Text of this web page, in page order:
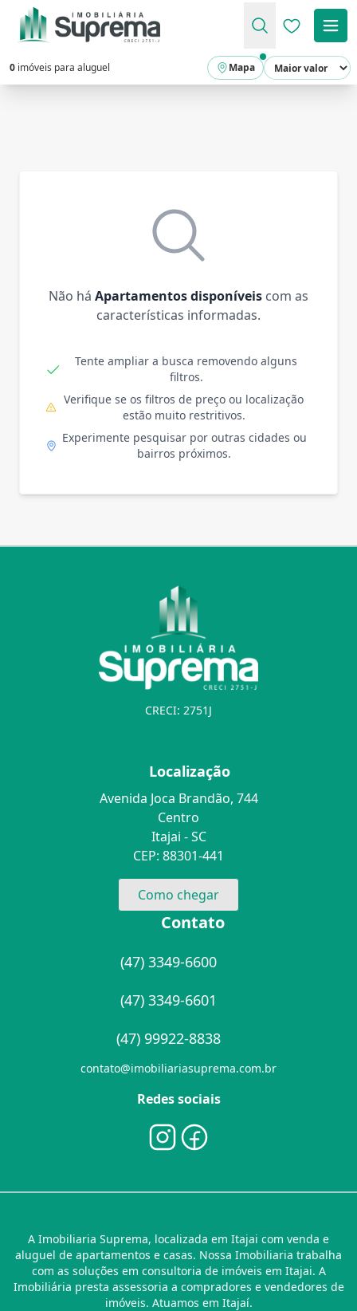
Favoritos
0 imóveis para aluguel Mapa
Não há Apartamentos disponíveis com as
características informadas.
Tente ampliar a busca removendo alguns
filtros.
Verifique se os filtros de preço ou localização
estão muito restritivos.
Experimente pesquisar por outras cidades ou
bairros próximos.
CRECI: 2751J
Localização
Avenida Joca Brandão, 744
Centro
Itajai - SC
CEP: 88301-441
Como chegar
Contato
(47) 3349-6600
(47) 3349-6601
(47) 99922-8838
contato@imobiliariasuprema.com.br
Redes sociais
A Imobiliaria Suprema, localizada em Itajai com venda e
aluguel de apartamentos e casas. Nossa Imobiliaria trabalha
com as soluções em consultoria de imóveis em Itajai. A
Imobiliária presta assessoria a compradores e vendedores de
imóveis. Atuamos em Itajaí.